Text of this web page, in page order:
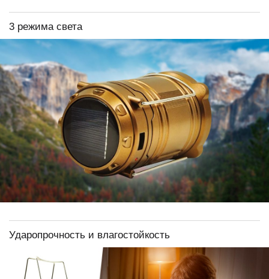
3 режима света
Ударопрочность и влагостойкость